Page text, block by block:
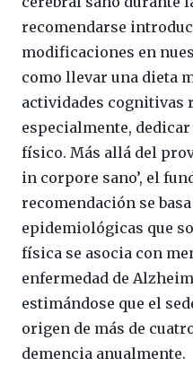
recomendarse
modificaciones en
como llevar una dieta
actividades cognitivas
especialmente,
físico. Más allá del
in corpore sano’, el
recomendación se
epidemiológicas que
física se asocia con
enfermedad de
estimándose que el
origen de más de
demencia anualmente.